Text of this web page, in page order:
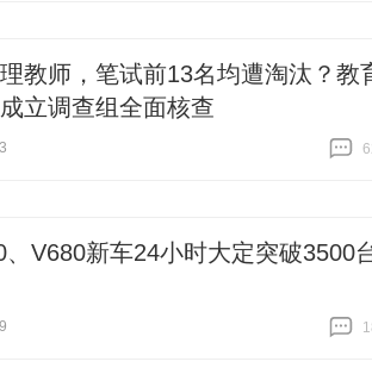
教师，笔试前13名均遭淘汰？教
立调查组全面核查
V680新车24小时大定突破3500